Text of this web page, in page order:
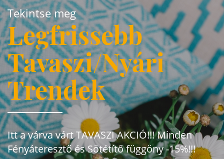
Tekintse meg
Legfrissebb
Tavaszi/Nyári
Trendek
Itt a várva várt TAVASZI AKCIÓ!!! Minden
Fényáteresztő és Sötétítő függöny -15%!!!